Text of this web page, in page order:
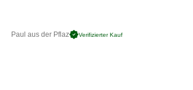
Paul aus der Pflaz Verifizierter Kauf